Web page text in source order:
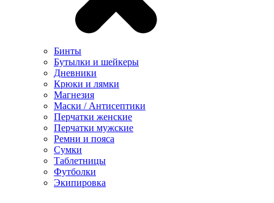
Бинты
Бутылки и шейкеры
Дневники
Крюки и лямки
Магнезия
Маски / Антисептики
Перчатки женские
Перчатки мужские
Ремни и пояса
Сумки
Таблетницы
Футболки
Экипировка